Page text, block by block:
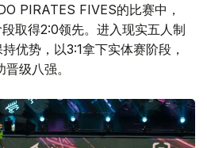
PIRATES FIVES的比赛中，
取得2:0领先。进入现实五人制
优势，以3:1拿下实体赛阶段，
级八强。